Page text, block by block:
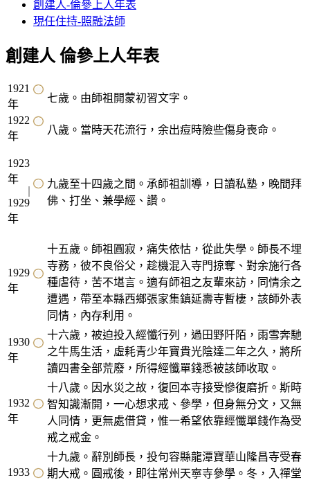
創建人-倫參上人年表
現任住持-照融法師
創建人 倫參上人年表
1921
年
七歲。由師祖開蒙初習文字。
1922
年
八歲。當時天花流行，余出痘時險些傷身喪命。
1923
年
1929
年
九歲至十四歲之間。承師祖訓導，日讀私塾，晚間拜
佛、打坐、兼學經、讚。
1929
年
十五歲。師祖圓寂，痛失依怙，從此失學。師長不埋
寺務，彼不良俗父，趁機混入寺門掠奪、對余施行各
種虐待，苦不堪言。適有師祖之友輩來訪，同情余之
遭遇，帶至本縣西鄉張家集鎮延壽寺暫棲，該師外表
同情，內存利用。
1930
年
十六歲，被迫投入經懺行列，過田野阡陌，雨雪奔馳
之牛馬生活，虛耗青少年寶貴光陰達二年之久，將所
讀四書全部荒廢，所得經懺單錢悉被該師收取。
1932
年
十八歲。因水災之故，復回本寺接受慘復磨折。斯時
智知識漸開，一心想求戒、參學，但身無分文，又無
人同情，更無處借貸，惟一希望依靠經懺單錢作為受
戒之戒金。
1933
十九歲。辭別師長，投句容縣龍潭寶華山隆昌寺受春
期大戒。圓戒後，即往常州天寧寺參學。冬，入禪堂